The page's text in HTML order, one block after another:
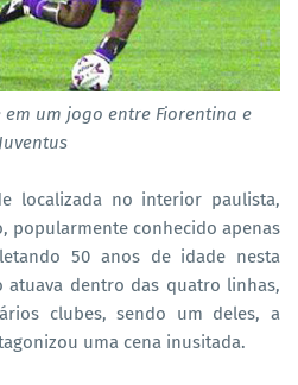
um jogo entre Fiorentina e
Juventus
localizada no interior paulista,
popularmente conhecido apenas
50 anos de idade nesta
atuava dentro das quatro linhas,
clubes, sendo um deles, a
uma cena inusitada.